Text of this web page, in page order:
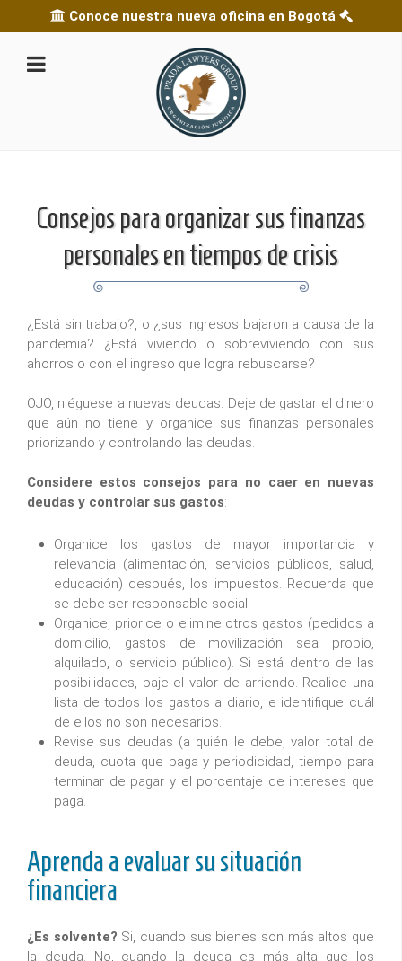
Conoce nuestra nueva oficina en Bogotá
Consejos para organizar sus finanzas
personales en tiempos de crisis
¿Está sin trabajo?, o ¿sus ingresos bajaron a causa de la
pandemia? ¿Está viviendo o sobreviviendo con sus
ahorros o con el ingreso que logra rebuscarse?
OJO, niéguese a nuevas deudas. Deje de gastar el dinero
que aún no tiene y organice sus finanzas personales
priorizando y controlando las deudas.
Considere estos consejos para no caer en nuevas
deudas y controlar sus gastos:
Organice los gastos de mayor importancia y
relevancia (alimentación, servicios públicos, salud,
educación) después, los impuestos. Recuerda que
se debe ser responsable social.
Organice, priorice o elimine otros gastos (pedidos a
domicilio, gastos de movilización sea propio,
alquilado, o servicio público). Si está dentro de las
posibilidades, baje el valor de arriendo. Realice una
lista de todos los gastos a diario, e identifique cuál
de ellos no son necesarios.
Revise sus deudas (a quién le debe, valor total de
deuda, cuota que paga y periodicidad, tiempo para
terminar de pagar y el porcentaje de intereses que
paga.
Aprenda a evaluar su situación
financiera
¿Es solvente? Si, cuando sus bienes son más altos que
la deuda. No, cuando la deuda es más alta que los